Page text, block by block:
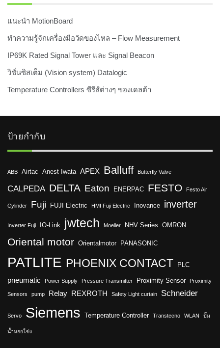
แนะนำ MotionBoard
ทำความรู้จักเครื่องมือวัดของไหล – Flow Measurement
IP69K Rated Signal Tower และ Signal Beacon
วิชั่นซิสเต็ม (Vision system) Datalogic
Temperature Controllers ซีรีส์ต่างๆ ของเดลต้า
ป้ายกำกับ
ABB Airtac Anest Iwata APEX Balluff Butterfly Valve
CALPEDA DELTA Eaton ENERPAC FESTO Festo Air
Cylinder Fuji FUJI Electric HMI Fuji Electric Inovance inverter
Inverter Fuji IO-Link jwtech Moeller NHV Series OMRON
Oriental motor Orientalmotor PANASONIC
PATLITE PHOENIX CONTACT PLC
pneumatic Power Supply Pressure Transmitter Proximity Sensor Proximity
Sensors pump Relay REXROTH Safety Light curtain Schneider
Servo Siemens Temperature Controller Transtecno WLAN ปั๊ม
น้ำหอยโข่ง